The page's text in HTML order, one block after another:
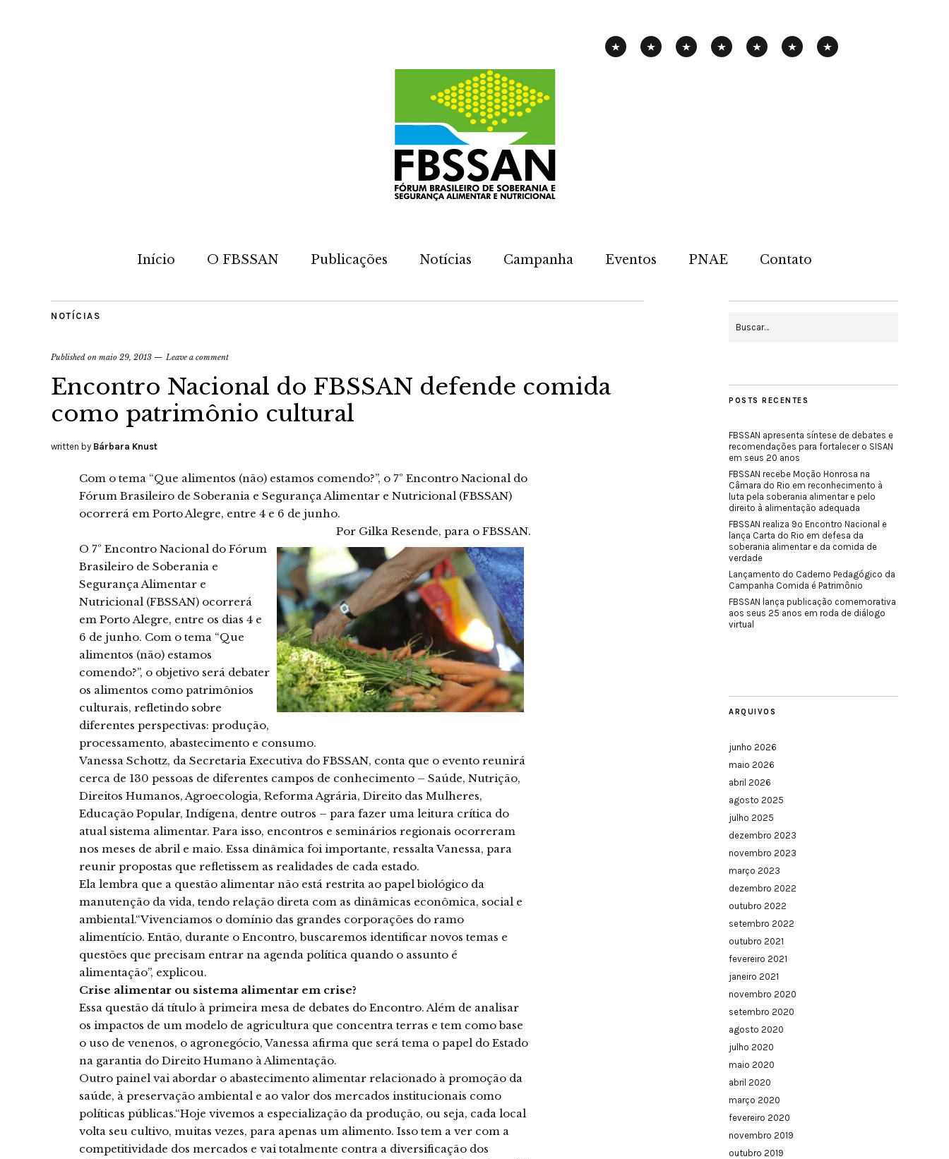
Início O FBSSAN Publicações Notícias Campanha Eventos PNAE Contato
NOTÍCIAS
Published on maio 29, 2013 Leave a comment
Encontro Nacional do FBSSAN defende comida
como patrimônio cultural
written by Bárbara Knust
Com o tema “Que alimentos (não) estamos comendo?”, o 7º Encontro Nacional do
Fórum Brasileiro de Soberania e Segurança Alimentar e Nutricional (FBSSAN)
ocorrerá em Porto Alegre, entre 4 e 6 de junho.
Por Gilka Resende, para o FBSSAN.
O 7º Encontro Nacional do Fórum
Brasileiro de Soberania e
Segurança Alimentar e
Nutricional (FBSSAN) ocorrerá
em Porto Alegre, entre os dias 4 e
6 de junho. Com o tema “Que
alimentos (não) estamos
comendo?”, o objetivo será debater
os alimentos como patrimônios
culturais, refletindo sobre
diferentes perspectivas: produção,
processamento, abastecimento e consumo.
Vanessa Schottz, da Secretaria Executiva do FBSSAN, conta que o evento reunirá
cerca de 130 pessoas de diferentes campos de conhecimento – Saúde, Nutrição,
Direitos Humanos, Agroecologia, Reforma Agrária, Direito das Mulheres,
Educação Popular, Indígena, dentre outros – para fazer uma leitura crítica do
atual sistema alimentar. Para isso, encontros e seminários regionais ocorreram
nos meses de abril e maio. Essa dinâmica foi importante, ressalta Vanessa, para
reunir propostas que refletissem as realidades de cada estado.
Ela lembra que a questão alimentar não está restrita ao papel biológico da
manutenção da vida, tendo relação direta com as dinâmicas econômica, social e
ambiental.“Vivenciamos o domínio das grandes corporações do ramo
alimentício. Então, durante o Encontro, buscaremos identificar novos temas e
questões que precisam entrar na agenda política quando o assunto é
alimentação”, explicou.
Crise alimentar ou sistema alimentar em crise?
Essa questão dá título à primeira mesa de debates do Encontro. Além de analisar
os impactos de um modelo de agricultura que concentra terras e tem como base
o uso de venenos, o agronegócio, Vanessa afirma que será tema o papel do Estado
na garantia do Direito Humano à Alimentação.
Outro painel vai abordar o abastecimento alimentar relacionado à promoção da
saúde, à preservação ambiental e ao valor dos mercados institucionais como
políticas públicas.“Hoje vivemos a especialização da produção, ou seja, cada local
volta seu cultivo, muitas vezes, para apenas um alimento. Isso tem a ver com a
competitividade dos mercados e vai totalmente contra a diversificação dos
POSTS RECENTES
FBSSAN apresenta síntese de debates e
recomendações para fortalecer o SISAN
em seus 20 anos
FBSSAN recebe Moção Honrosa na
Câmara do Rio em reconhecimento à
luta pela soberania alimentar e pelo
direito à alimentação adequada
FBSSAN realiza 9º Encontro Nacional e
lança Carta do Rio em defesa da
soberania alimentar e da comida de
verdade
Lançamento do Caderno Pedagógico da
Campanha Comida é Patrimônio
FBSSAN lança publicação comemorativa
aos seus 25 anos em roda de diálogo
virtual
ARQUIVOS
junho 2026
maio 2026
abril 2026
agosto 2025
julho 2025
dezembro 2023
novembro 2023
março 2023
dezembro 2022
outubro 2022
setembro 2022
outubro 2021
fevereiro 2021
janeiro 2021
novembro 2020
setembro 2020
agosto 2020
julho 2020
maio 2020
abril 2020
março 2020
fevereiro 2020
novembro 2019
outubro 2019